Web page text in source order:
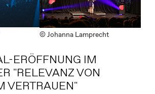
© Johanna Lamprecht
ERÖFFNUNG IM
"RELEVANZ VON
VERTRAUEN"